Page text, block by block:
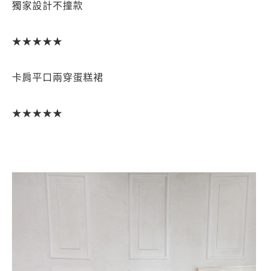
獨家設計不撞款
★★★★★
卡肩平口兩穿蛋糕裙
★★★★★